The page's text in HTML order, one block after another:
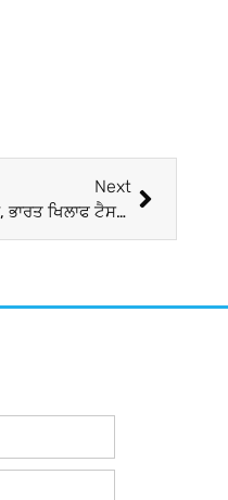
Next
ਸੰਨਿਆਸ ਤੋਂ ਬਾਅਦ ਵੀ 2025 ਚੈਂਪੀਅਨਸ ਟਰਾਫੀ ਲਈ ਉਪਲਬਧ ਹੋਣਗੇ ਡੇਵਿਡ ਵਾਰਨਰ, ਭਾਰਤ ਖਿਲਾਫ ਟੈਸਟ ਸੀਰੀਜ਼ ‘ਚ ਨਿਭਾਉਣਗੇ ਇਹ ਭੂਮਿਕਾ